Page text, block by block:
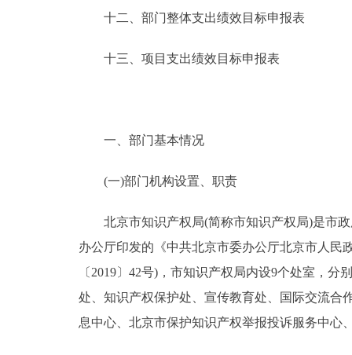
十二、部门整体支出绩效目标申报表
十三、项目支出绩效目标申报表
一、部门基本情况
(一)部门机构设置、职责
北京市知识产权局(简称市知识产权局)是市政
办公厅印发的《中共北京市委办公厅北京市人民
〔2019〕42号)，市知识产权局内设9个处室，
处、知识产权保护处、宣传教育处、国际交流合
息中心、北京市保护知识产权举报投诉服务中心